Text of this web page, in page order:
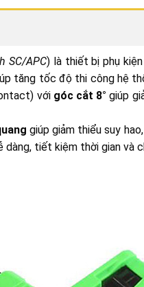
SC/APC) là thiết bị phụ
tăng tốc độ thi công hệ
với góc cắt 8° giúp
giúp giảm thiểu suy
tiết kiệm thời gian và